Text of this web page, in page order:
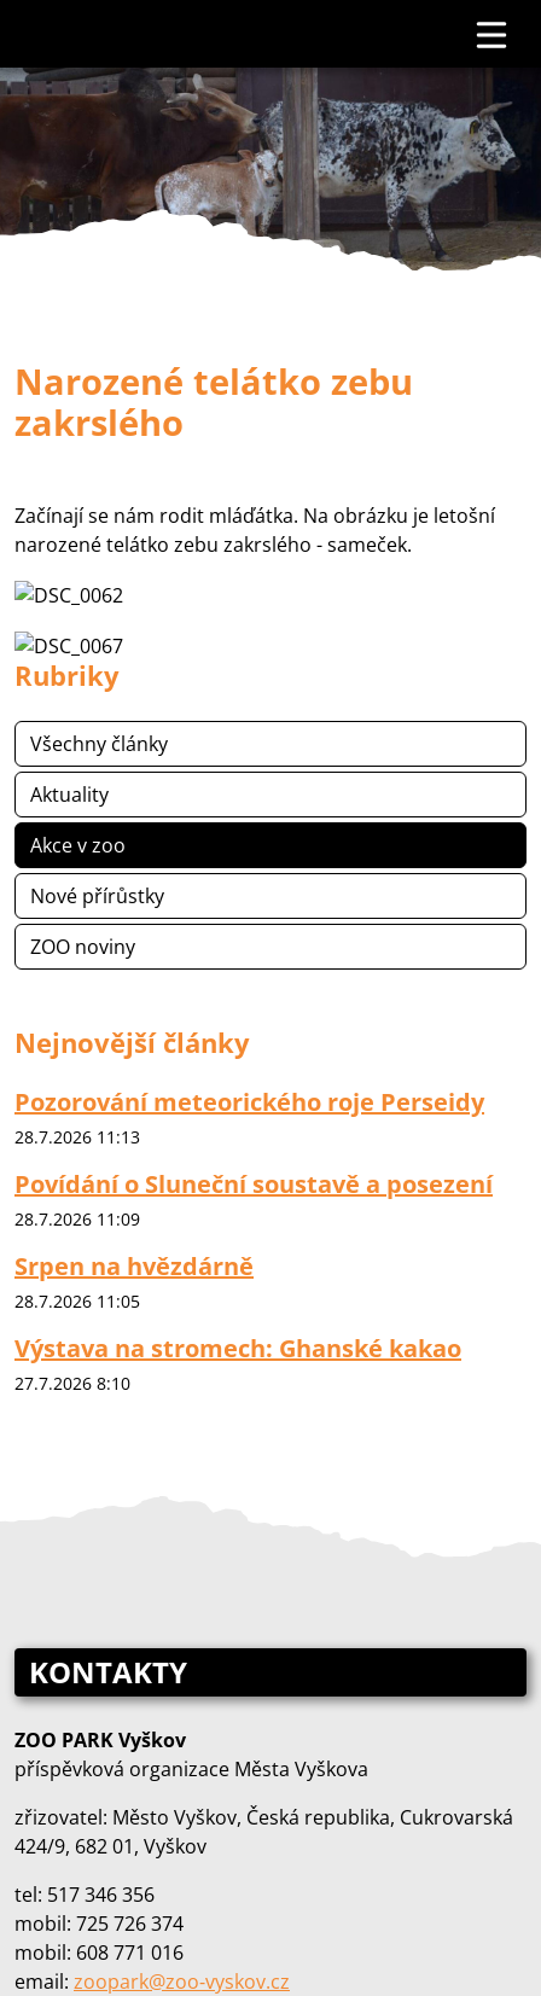
Narozené telátko zebu
zakrslého
Začínají se nám rodit mláďátka. Na obrázku je letošní
narozené telátko zebu zakrslého - sameček.
Rubriky
Všechny články
Aktuality
Akce v zoo
Nové přírůstky
ZOO noviny
Nejnovější články
Pozorování meteorického roje Perseidy
28.7.2026 11:13
Povídání o Sluneční soustavě a posezení
28.7.2026 11:09
Srpen na hvězdárně
28.7.2026 11:05
Výstava na stromech: Ghanské kakao
27.7.2026 8:10
KONTAKTY
ZOO PARK Vyškov
příspěvková organizace Města Vyškova
zřizovatel: Město Vyškov, Česká republika, Cukrovarská
424/9, 682 01, Vyškov
tel: 517 346 356
mobil: 725 726 374
mobil: 608 771 016
email: zoopark@zoo‑vyskov.cz